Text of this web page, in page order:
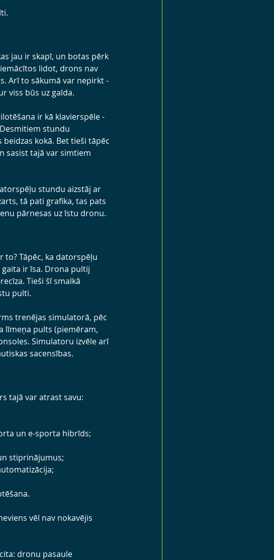
jau ir skapī, un botas pērk
lidot, drons nav
Arī to sākumā var nepirkt -
viss būs uz galda.
ir kā klavierspēle -
stundu
kokā. Bet tieši tāpēc
sasist tajā var simtiem
stundu aizstāj ar
tā pati grafika, tas pats
pārnesas uz īstu dronu.
to? Tāpēc, ka datorspēļu
ir īsa. Drona pultij
Tieši šī smalkā
pulti.
trenējas simulatorā, pēc
līmeņa pults (piemēram,
Simulatoru izvēle arī
sacensības.
tajā var atrast savu:
un e-sporta hibrīds;
stiprinājumus;
vēl nav nokavējis
dronu pasaule